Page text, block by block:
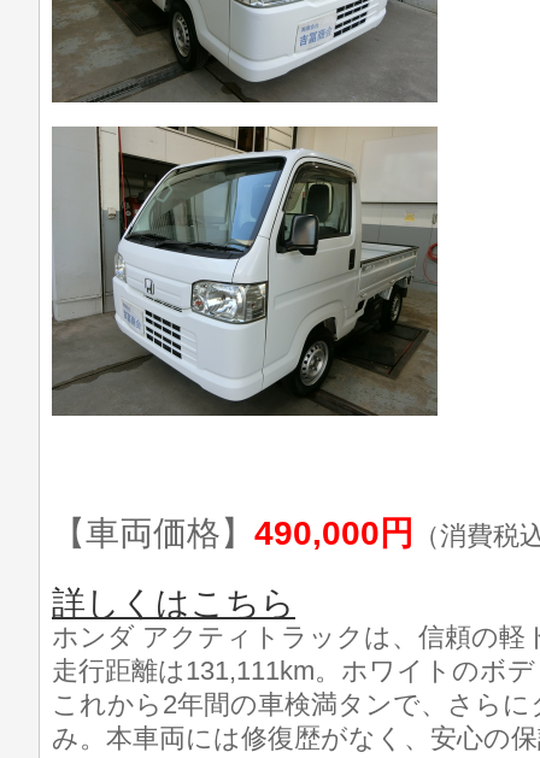
【車両価格】 490,000円 （消費税
詳しくはこちら
ホンダ アクティトラックは、信頼の軽
走行距離は131,111km。ホワイトのボ
これから2年間の車検満タンで、さら
み。本車両には修復歴がなく、安心の